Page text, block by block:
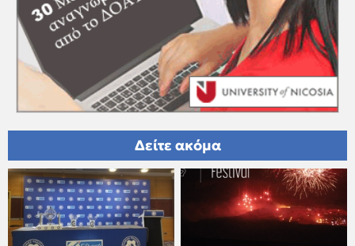
Δείτε ακόμα